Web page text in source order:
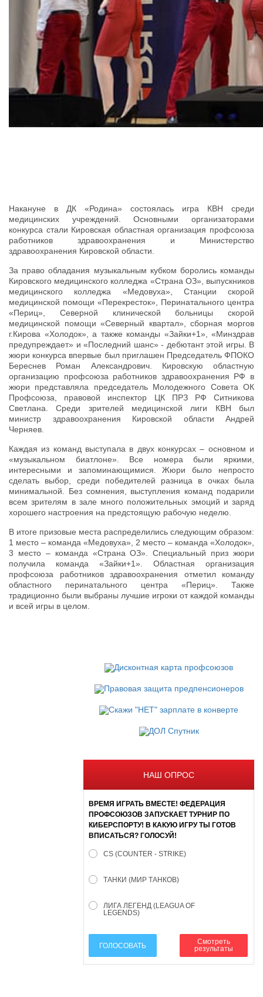
Накануне в ДК «Родина» состоялась игра КВН среди
медицинских учреждений. Основными организаторами
конкурса стали Кировская областная организация профсоюза
работников здравоохранения и Министерство
здравоохранения Кировской области.
За право обладания музыкальным кубком боролись команды
Кировского медицинского колледжа «Страна ОЗ», выпускников
медицинского колледжа «Медовуха», Станции скорой
медицинской помощи «Перекресток», Перинатального центра
«Периц», Северной клинической больницы скорой
медицинской помощи «Северный квартал», сборная моргов
г.Кирова «Холодок», а также команды «Зайки+1», «Минздрав
предупреждает» и «Последний шанс» - дебютант этой игры. В
жюри конкурса впервые был приглашен Председатель ФПОКО
Береснев Роман Александрович. Кировскую областную
организацию профсоюза работников здравоохранения РФ в
жюри представляла председатель Молодежного Совета ОК
Профсоюза, правовой инспектор ЦК ПРЗ РФ Ситникова
Светлана. Среди зрителей медицинской лиги КВН был
министр здравоохранения Кировской области Андрей
Черняев.
Каждая из команд выступала в двух конкурсах – основном и
«музыкальном биатлоне». Все номера были яркими,
интересными и запоминающимися. Жюри было непросто
сделать выбор, среди победителей разница в очках была
минимальной. Без сомнения, выступления команд подарили
всем зрителям в зале много положительных эмоций и заряд
хорошего настроения на предстоящую рабочую неделю.
В итоге призовые места распределились следующим образом:
1 место – команда «Медовуха», 2 место – команда «Холодок»,
3 место – команда «Страна ОЗ». Специальный приз жюри
получила команда «Зайки+1». Областная организация
профсоюза работников здравоохранения отметил команду
областного перинатального центра «Периц». Также
традиционно были выбраны лучшие игроки от каждой команды
и всей игры в целом.
НАШ ОПРОС
ВРЕМЯ ИГРАТЬ ВМЕСТЕ! ФЕДЕРАЦИЯ
ПРОФСОЮЗОВ ЗАПУСКАЕТ ТУРНИР ПО
КИБЕРСПОРТУ! В КАКУЮ ИГРУ ТЫ ГОТОВ
ВПИСАТЬСЯ? ГОЛОСУЙ!
CS (COUNTER - STRIKE)
ТАНКИ (МИР ТАНКОВ)
ЛИГА ЛЕГЕНД (LEAGUA OF
LEGENDS)
ГОЛОСОВАТЬ
Смотреть
результаты